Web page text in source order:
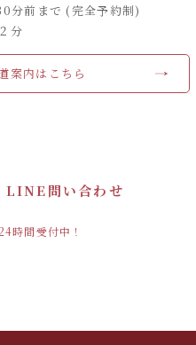
分前まで (完全予約制)
分
案内はこちら
LINE問い合わせ
24時間受付中！